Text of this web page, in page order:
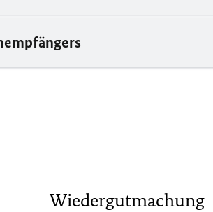
Wiedergutmachung